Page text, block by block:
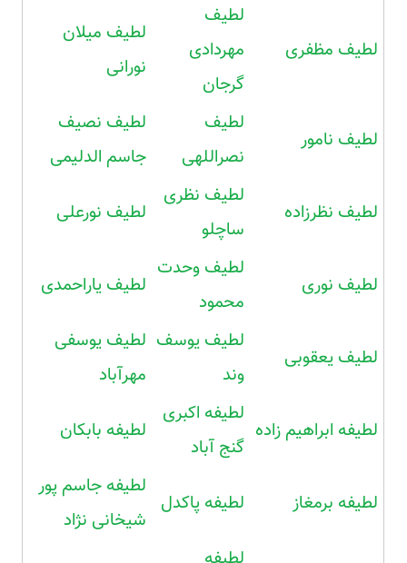
لطیف مظفری
لطیف
مهردادی
گرجان
لطیف میلان
نورانی
لطیف نامور
لطیف
نصراللهی
لطیف نصیف
جاسم الدلیمی
لطیف نظرزاده
لطیف نظری
ساچلو
لطیف نورعلی
لطیف نوری
لطیف وحدت
محمود
لطیف یاراحمدی
لطیف یعقوبی
لطیف یوسف
وند
لطیف یوسفی
مهرآباد
لطیفه ابراهیم زاده
لطیفه اکبری
گنج آباد
لطیفه بابکان
لطیفه برمغاز لطیفه پاکدل
لطیفه جاسم پور
شیخانی نژاد